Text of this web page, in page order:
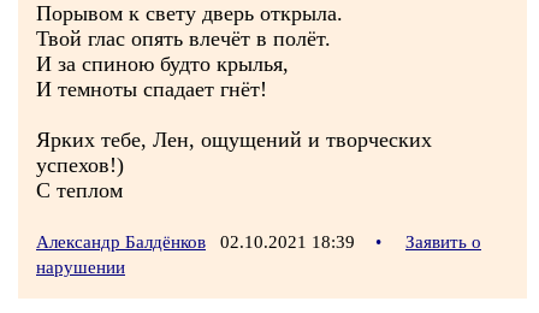
Порывом к свету дверь открыла.
Твой глас опять влечёт в полёт.
И за спиною будто крылья,
И темноты спадает гнёт!
Ярких тебе, Лен, ощущений и творческих
успехов!)
С теплом
Александр Балдёнков 02.10.2021 18:39 •
Заявить о
нарушении